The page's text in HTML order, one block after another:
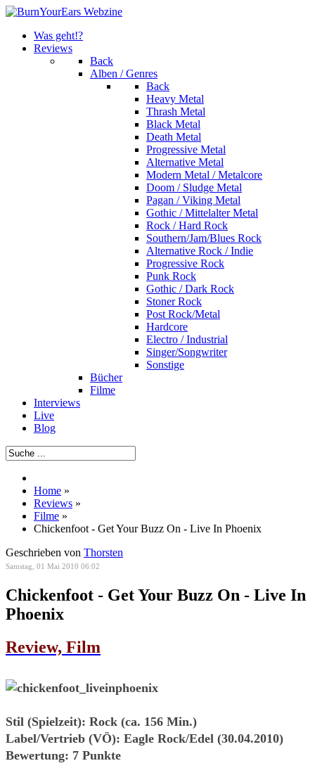
Was geht!?
Reviews
Back
Alben / Genres
Back
Heavy Metal
Thrash Metal
Black Metal
Death Metal
Progressive Metal
Alternative Metal
Modern Metal / Metalcore
Doom / Sludge Metal
Pagan / Viking Metal
Gothic / Mittelalter Metal
Rock / Hard Rock
Southern/Jam/Blues Rock
Alternative Rock / Indie
Progressive Rock
Punk Rock
Gothic / Dark Rock
Stoner Rock
Post Rock/Metal
Hardcore
Electro / Industrial
Singer/Songwriter
Sonstige
Bücher
Filme
Interviews
Live
Blog
Home »
Reviews »
Filme »
Chickenfoot - Get Your Buzz On - Live In Phoenix
Geschrieben von Thorsten
Samstag, 01 Mai 2010 06:02
Chickenfoot - Get Your Buzz On - Live In
Phoenix
Review, Film
Stil (Spielzeit): Rock (ca. 156 Min.)
Label/Vertrieb (VÖ): Eagle Rock/Edel (30.04.2010)
Bewertung: 7 Punkte